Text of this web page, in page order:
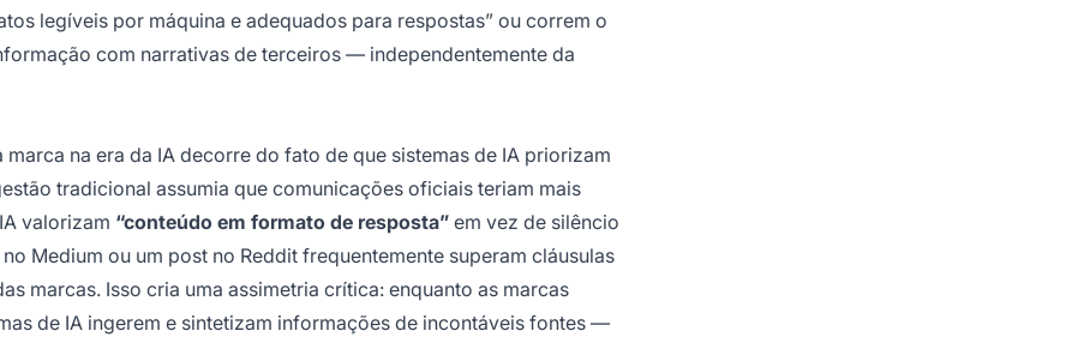
legíveis por máquina e adequados para respostas” ou correm o
com narrativas de terceiros — independentemente da
na era da IA decorre do fato de que sistemas de IA priorizam
tradicional assumia que comunicações oficiais teriam mais
valorizam “conteúdo em formato de resposta” em vez de silêncio
Medium ou um post no Reddit frequentemente superam cláusulas
marcas. Isso cria uma assimetria crítica: enquanto as marcas
de IA ingerem e sintetizam informações de incontáveis fontes —